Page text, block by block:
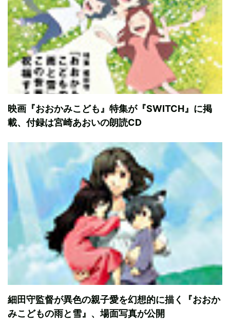
映画『おおかみこども』特集が『SWITCH』に掲
載、付録は宮崎あおいの朗読CD
細田守監督が異色の親子愛を幻想的に描く『おおか
みこどもの雨と雪』、場面写真が公開